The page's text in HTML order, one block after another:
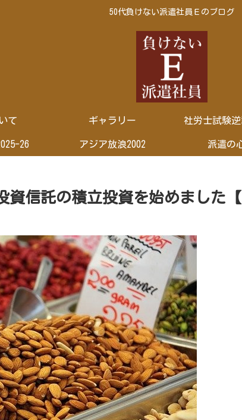
50代負けない派遣社員Ｅのブログ
て ギャラリー 社労士試験
26 アジア放浪2002 派遣の
資信託の積立投資を始めました